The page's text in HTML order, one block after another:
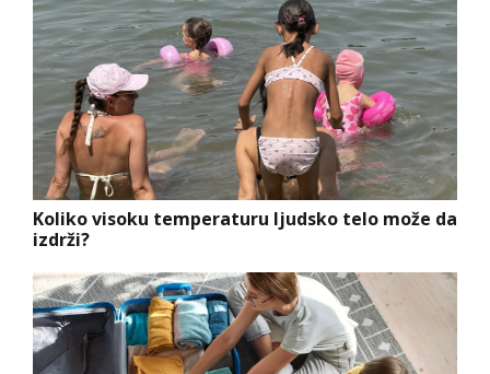
Koliko visoku temperaturu ljudsko telo može da
izdrži?